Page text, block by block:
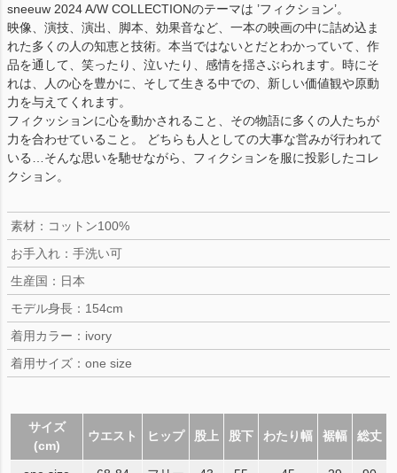
sneeuw 2024 A/W COLLECTIONのテーマは ’フィクション’。
映像、演技、演出、脚本、効果音など、一本の映画の中に詰め込ま
れた多くの人の知恵と技術。本当ではないとだとわかっていて、作
品を通して、笑ったり、泣いたり、感情を揺さぶられます。時にそ
れは、人の心を豊かに、そして生きる中での、新しい価値観や原動
力を与えてくれます。
フィクッションに心を動かされること、その物語に多くの人たちが
力を合わせていること。 どちらも人としての大事な営みが行われて
いる…そんな思いを馳せながら、フィクションを服に投影したコレ
クション。
素材：コットン100%
お手入れ：手洗い可
生産国：日本
モデル身長：154cm
着用カラー：ivory
着用サイズ：one size
サイズ
(cm)
ウエスト ヒップ 股上 股下 わたり幅 裾幅 総丈